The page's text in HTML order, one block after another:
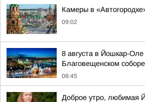
Камеры в
09:02
8 августа в Йошкар-
Благовещенском
08:45
Доброе утро, любимая